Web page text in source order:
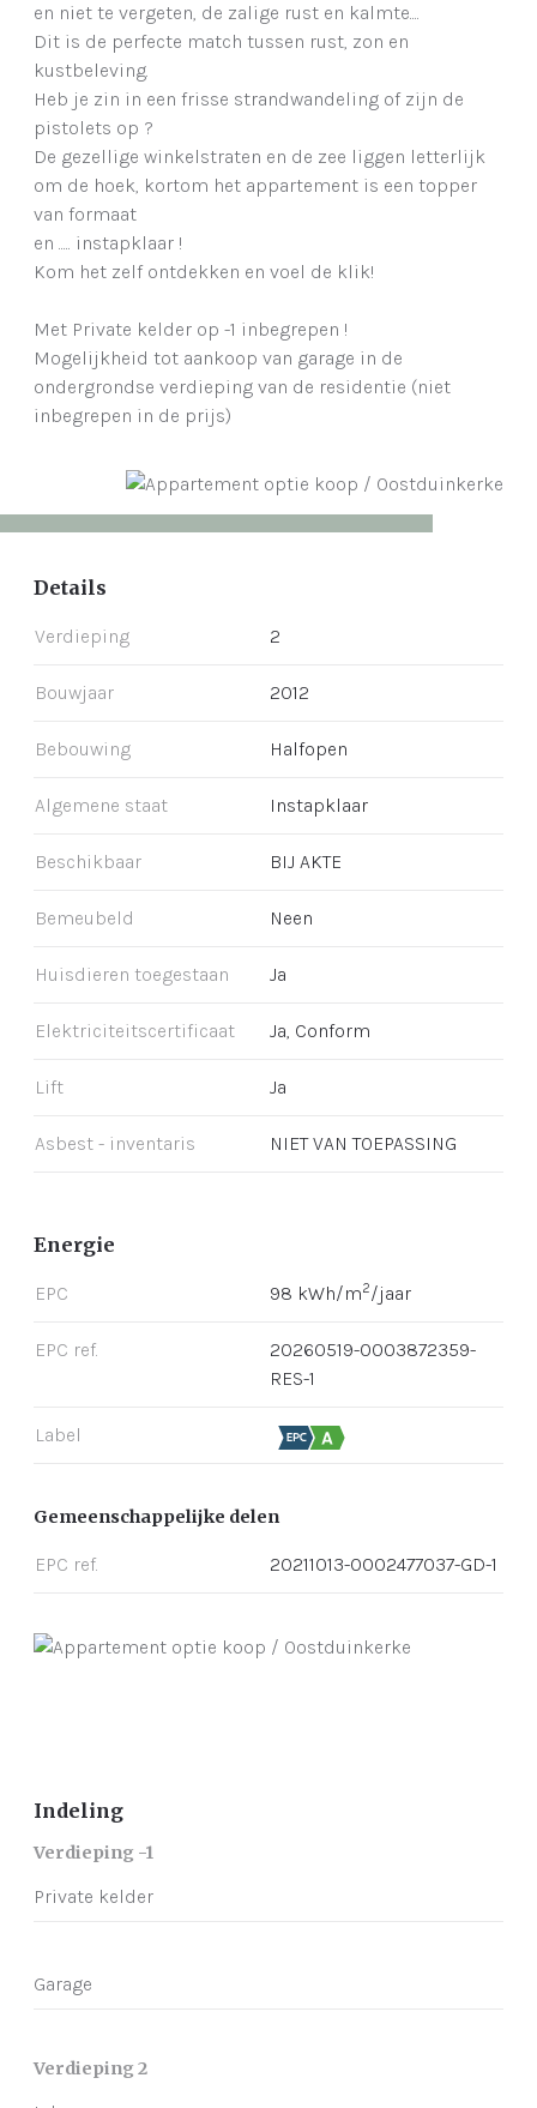
en niet te vergeten, de zalige rust en kalmte....
Dit is de perfecte match tussen rust, zon en
kustbeleving.
Heb je zin in een frisse strandwandeling of zijn de
pistolets op ?
De gezellige winkelstraten en de zee liggen letterlijk
om de hoek, kortom het appartement is een topper
van formaat
en ..... instapklaar !
Kom het zelf ontdekken en voel de klik!
Met Private kelder op -1 inbegrepen !
Mogelijkheid tot aankoop van garage in de
ondergrondse verdieping van de residentie (niet
inbegrepen in de prijs)
Details
Verdieping 2
Bouwjaar 2012
Bebouwing Halfopen
Algemene staat Instapklaar
Beschikbaar BIJ AKTE
Bemeubeld Neen
Huisdieren toegestaan Ja
Elektriciteitscertificaat Ja, Conform
Lift Ja
Asbest - inventaris NIET VAN TOEPASSING
Energie
EPC 98 kWh/m2/jaar
EPC ref.
20260519-0003872359-
RES-1
Label
Gemeenschappelijke delen
EPC ref. 20211013-0002477037-GD-1
Indeling
Verdieping -1
Private kelder
Garage
Verdieping 2